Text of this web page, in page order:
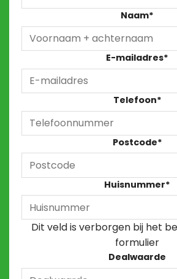
Naam*
E-mailadres*
Telefoon*
Postcode*
Huisnummer*
Dit veld is verborgen bij het
formulier
Dealwaarde